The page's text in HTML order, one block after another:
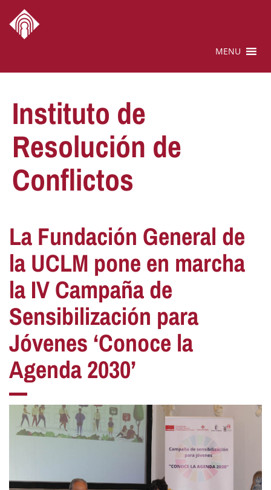
MENU
Instituto de
Resolución de
Conflictos
La Fundación General de
la UCLM pone en marcha
la IV Campaña de
Sensibilización para
Jóvenes ‘Conoce la
Agenda 2030’